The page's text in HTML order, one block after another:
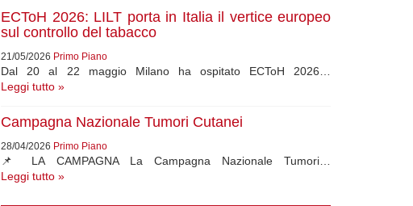
ECToH 2026: LILT porta in Italia il vertice europeo
sul controllo del tabacco
21/05/2026 Primo Piano
Dal 20 al 22 maggio Milano ha ospitato ECToH 2026…
Leggi tutto »
Campagna Nazionale Tumori Cutanei
28/04/2026 Primo Piano
📌 LA CAMPAGNA La Campagna Nazionale Tumori…
Leggi tutto »